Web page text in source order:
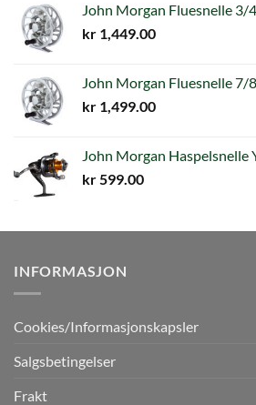
John Morgan Fluesnelle 3/4
kr 1,449.00
John Morgan Fluesnelle 7/8
kr 1,499.00
John Morgan Haspelsnelle
kr599.00
INFORMASJON
Cookies/Informasjonskapsler
Salgsbetingelser
Frakt